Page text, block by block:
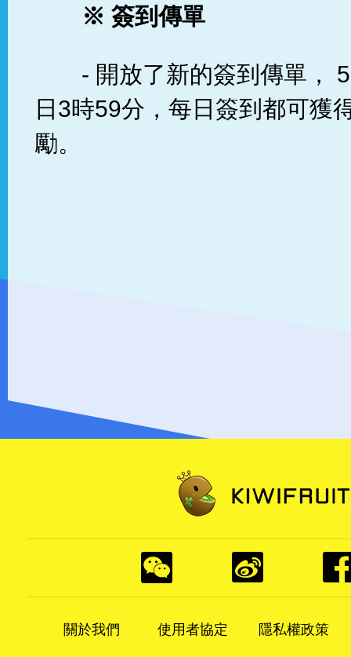
※ 簽到傳單
- 開放了新的簽到傳單，
日3時59分，每日簽到都可獲
勵。
關於我們 使用者協定 隱私權政策